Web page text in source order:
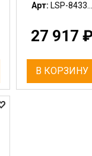
Арт: LSP-8433...
27 917
В КОРЗИНУ